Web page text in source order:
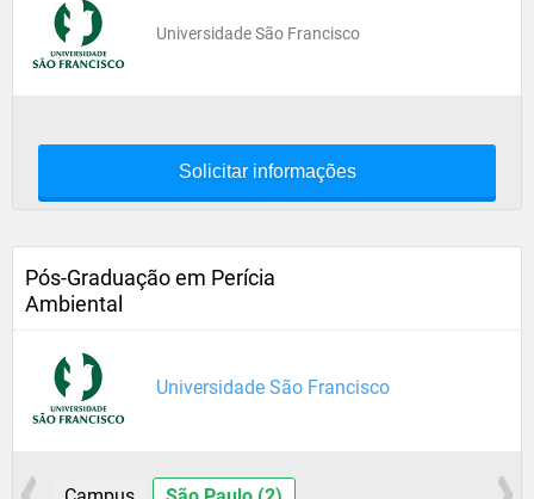
Universidade São Francisco
Solicitar informações
Pós-Graduação em Perícia
Ambiental
Universidade São Francisco